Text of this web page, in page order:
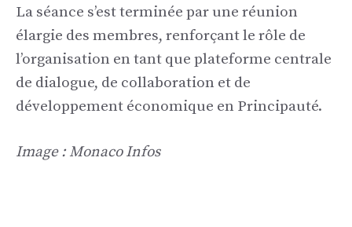
La séance s’est terminée par une réunion
élargie des membres, renforçant le rôle de
l’organisation en tant que plateforme centrale
de dialogue, de collaboration et de
développement économique en Principauté.
Image : Monaco Infos